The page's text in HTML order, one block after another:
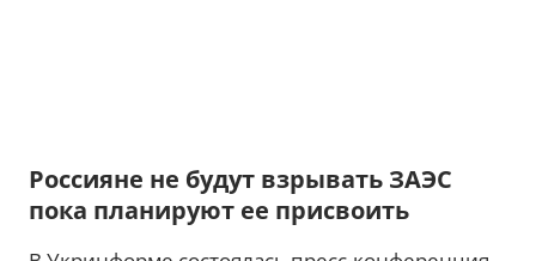
Россияне не будут взрывать ЗАЭС
пока планируют ее присвоить